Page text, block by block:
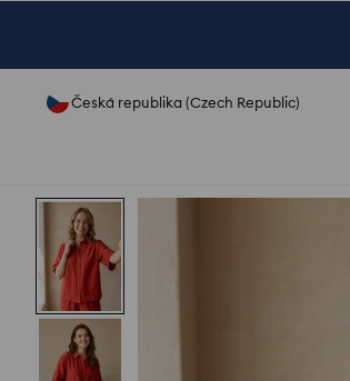
Česká republika (Czech Republic)